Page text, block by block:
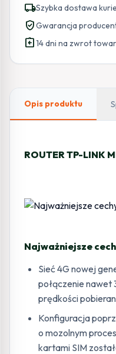
local_shippingSzybka dostawa
verified_userGwarancja
assignment_return14 dni na zwrot
Opis produktu
ROUTER TP-LINK
Najważniejsze
Sieć 4G nowej
połączenie nawet
prędkości
Konfiguracja
o mozolnym
kartami SIM